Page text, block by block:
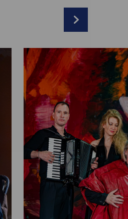
Julienne Pfeil
Tänzer,
Woitech):Oliver